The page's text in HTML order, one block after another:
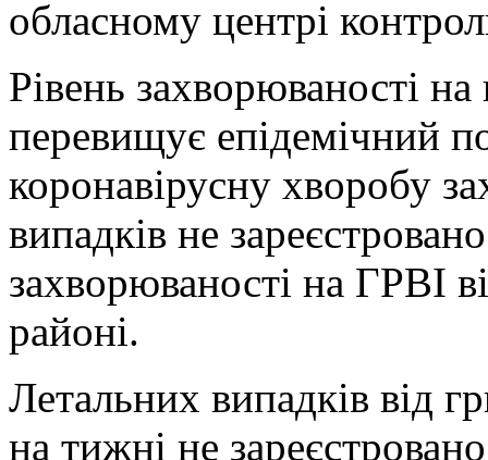
обласному центрі
Рівень захворюваності
перевищує епідемічний
коронавірусну хворобу
випадків не
захворюваності на ГРВІ
районі.
Летальних випадків від
на тижні не